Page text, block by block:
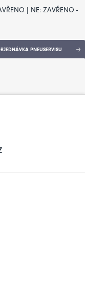
| NE: ZAVŘENO -
PNEUSERVISU